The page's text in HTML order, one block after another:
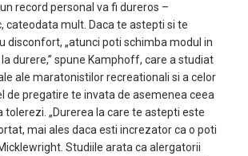
record personal va fi dureros –
cateodata mult. Daca te astepti si te
disconfort, „atunci poti schimba modul in
durere,” spune Kamphoff, care a studiat
ale maratonistilor recreationali si a celor
de pregatire te invata de asemenea ceea
tolerezi. „Durerea la care te astepti este
mai ales daca esti increzator ca o poti
Studiile arata ca alergatorii